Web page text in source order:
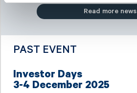
Read more news
PAST EVENT
Investor Days
3-4 December 2025